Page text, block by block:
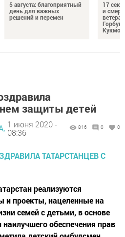
5 августа: благоприятный
день для важных
решений и перемен
17
и
защиты детей
1 июня 2020 -
08:36
816 0 0
реализуются
проекты, нацеленные на
семей с детьми, в основе
обеспечения прав